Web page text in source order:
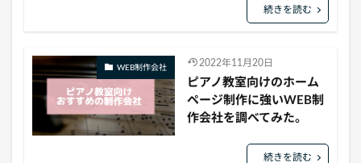
続きを読む
WEB制作会社 2022年11月20日
ピアノ教室向けのホーム
ページ制作に強いWEB制
作会社を調べてみた。
続きを読む